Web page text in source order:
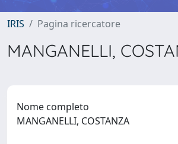
IRIS Pagina ricercatore
MANGANELLI,
Nome completo
MANGANELLI, COSTANZA